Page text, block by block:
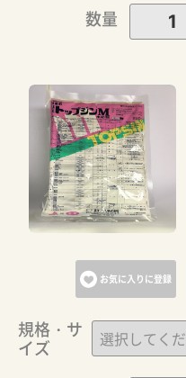
数量
お気に入りに登録
規格・サ
イズ